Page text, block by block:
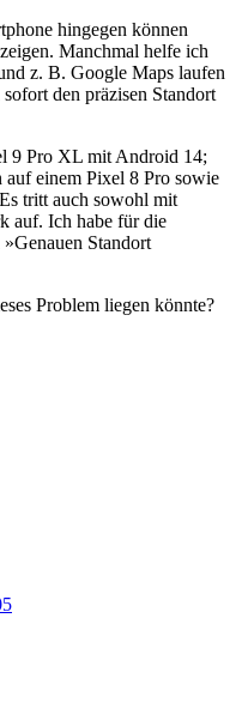
hingegen können
Manchmal helfe ich
z. B. Google Maps laufen
den präzisen Standort
9 Pro XL mit Android 14;
auf einem Pixel 8 Pro sowie
tritt auch sowohl mit
auf. Ich habe für die
Standort
Problem liegen könnte?